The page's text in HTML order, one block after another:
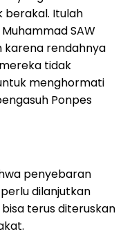
berakal. Itulah
SAW
karena rendahnya
tidak
menghormati
Ponpes
penyebaran
dilanjutkan
terus diteruskan